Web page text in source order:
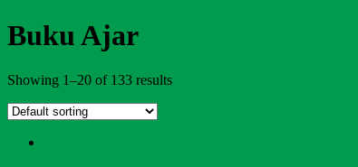
Buku Ajar
Showing 1–20 of 133 results